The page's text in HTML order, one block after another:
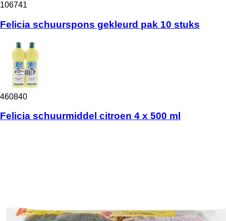
106741
Felicia schuurspons gekleurd pak 10 stuks
460840
Felicia schuurmiddel citroen 4 x 500 ml